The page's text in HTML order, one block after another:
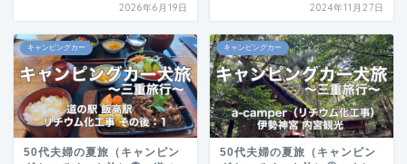
2026年6月19日 2024年11月27日
キャンピングカー
50代夫婦の夏旅（キャンピン
キャンピングカー
50代夫婦の夏旅（キャンピン